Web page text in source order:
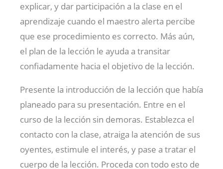
explicar, y dar participación a la clase en el
aprendizaje cuando el maestro alerta percibe
que ese procedimiento es correcto. Más aún,
el plan de la lección le ayuda a transitar
confiadamente hacia el objetivo de la lección.
Presente la introducción de la lección que había
planeado para su presentación. Entre en el
curso de la lección sin demoras. Establezca el
contacto con la clase, atraiga la atención de sus
oyentes, estimule el interés, y pase a tratar el
cuerpo de la lección. Proceda con todo esto de